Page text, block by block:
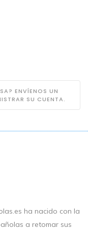
ENVÍENOS UN
SU CUENTA.
ha nacido con la
a retomar sus